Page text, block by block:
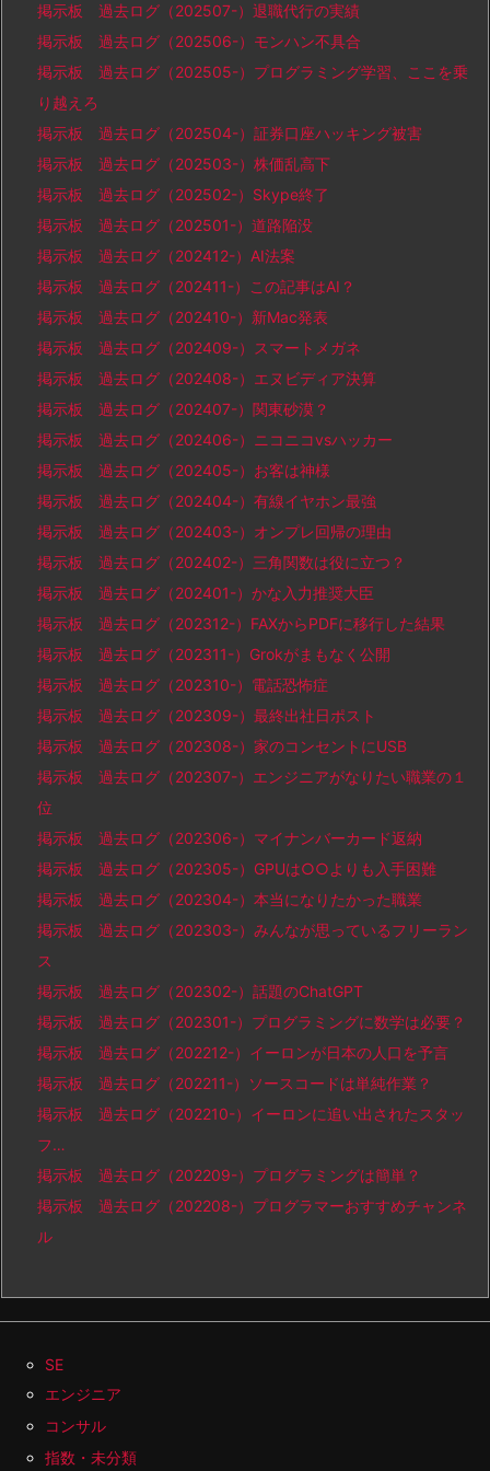
掲示板 過去ログ（202507-）退職代行の実績
掲示板 過去ログ（202506-）モンハン不具合
掲示板 過去ログ（202505-）プログラミング学習、ここを乗
り越えろ
掲示板 過去ログ（202504-）証券口座ハッキング被害
掲示板 過去ログ（202503-）株価乱高下
掲示板 過去ログ（202502-）Skype終了
掲示板 過去ログ（202501-）道路陥没
掲示板 過去ログ（202412-）AI法案
掲示板 過去ログ（202411-）この記事はAI？
掲示板 過去ログ（202410-）新Mac発表
掲示板 過去ログ（202409-）スマートメガネ
掲示板 過去ログ（202408-）エヌビディア決算
掲示板 過去ログ（202407-）関東砂漠？
掲示板 過去ログ（202406-）ニコニコvsハッカー
掲示板 過去ログ（202405-）お客は神様
掲示板 過去ログ（202404-）有線イヤホン最強
掲示板 過去ログ（202403-）オンプレ回帰の理由
掲示板 過去ログ（202402-）三角関数は役に立つ？
掲示板 過去ログ（202401-）かな入力推奨大臣
掲示板 過去ログ（202312-）FAXからPDFに移行した結果
掲示板 過去ログ（202311-）Grokがまもなく公開
掲示板 過去ログ（202310-）電話恐怖症
掲示板 過去ログ（202309-）最終出社日ポスト
掲示板 過去ログ（202308-）家のコンセントにUSB
掲示板 過去ログ（202307-）エンジニアがなりたい職業の１
位
掲示板 過去ログ（202306-）マイナンバーカード返納
掲示板 過去ログ（202305-）GPUは○○よりも入手困難
掲示板 過去ログ（202304-）本当になりたかった職業
掲示板 過去ログ（202303-）みんなが思っているフリーラン
ス
掲示板 過去ログ（202302-）話題のChatGPT
掲示板 過去ログ（202301-）プログラミングに数学は必要？
掲示板 過去ログ（202212-）イーロンが日本の人口を予言
掲示板 過去ログ（202211-）ソースコードは単純作業？
掲示板 過去ログ（202210-）イーロンに追い出されたスタッ
フ…
掲示板 過去ログ（202209-）プログラミングは簡単？
掲示板 過去ログ（202208-）プログラマーおすすめチャンネ
ル
SE
エンジニア
コンサル
指数・未分類